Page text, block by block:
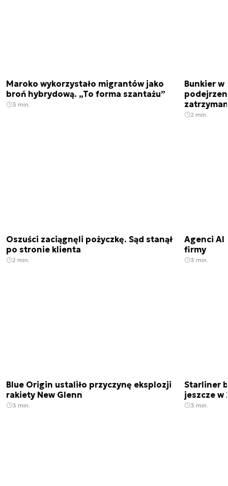
Maroko wykorzystało migrantów jako
broń hybrydową. „To forma szantażu”
3 min.
Bunkier w
2 min.
Oszuści zaciągnęli pożyczkę. Sąd stanął
po stronie klienta
2 min.
Agenci AI
firmy
3 min.
Blue Origin ustaliło przyczynę eksplozji
rakiety New Glenn
3 min.
Starliner
jeszcze w
3 min.